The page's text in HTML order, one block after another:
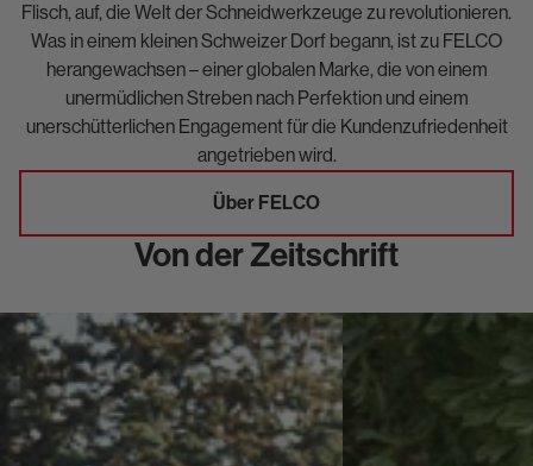
Flisch, auf, die Welt der Schneidwerkzeuge zu revolutionieren.
Was in einem kleinen Schweizer Dorf begann, ist zu FELCO
herangewachsen – einer globalen Marke, die von einem
unermüdlichen Streben nach Perfektion und einem
unerschütterlichen Engagement für die Kundenzufriedenheit
angetrieben wird.
Über FELCO
Von der Zeitschrift